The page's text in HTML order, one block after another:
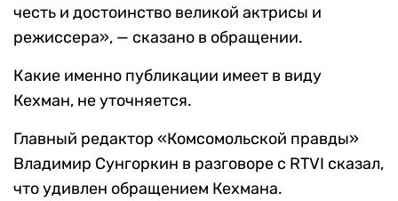
честь и достоинство великой актрисы и
режиссера», — сказано в обращении.
Какие именно публикации имеет в виду
Кехман, не уточняется.
Главный редактор «Комсомольской правды»
Владимир Сунгоркин в разговоре с RTVI сказал,
что удивлен обращением Кехмана.